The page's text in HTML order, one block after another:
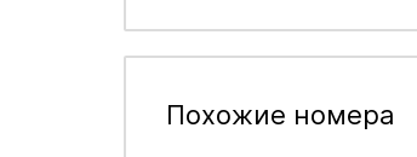
Похожие номера